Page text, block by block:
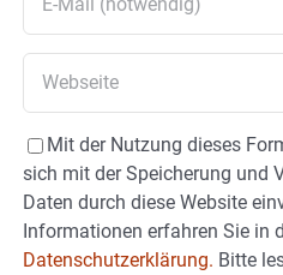
Mit der Nutzung dieses
sich mit der Speicherung und
Daten durch diese Website
Informationen erfahren Sie in
Datenschutzerklärung. Bitte